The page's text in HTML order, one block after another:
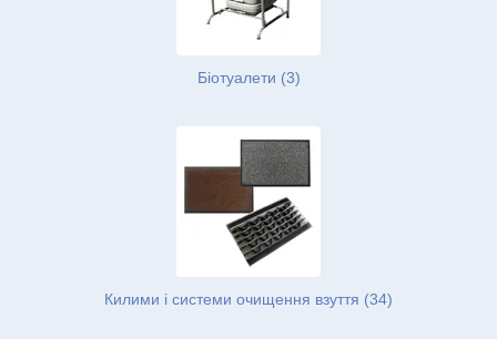
Біотуалети (3)
Килими і системи очищення взуття (34)